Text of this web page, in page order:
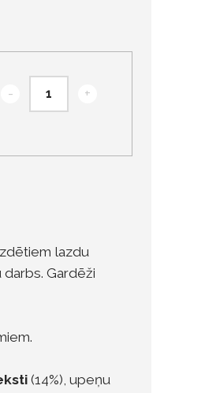
- +
lazdu
Gardēži
(14%), upeņu